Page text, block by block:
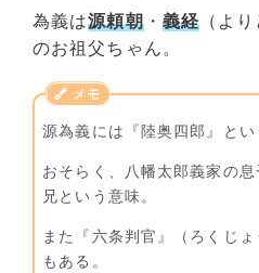
為義は源頼朝・ 義経 （よ
のお祖父ちゃん。
源為義には『陸奥四郎』とい
おそらく、八幡太郎義家の
兄という意味。
また『六条判官』（ろくじ
もある。